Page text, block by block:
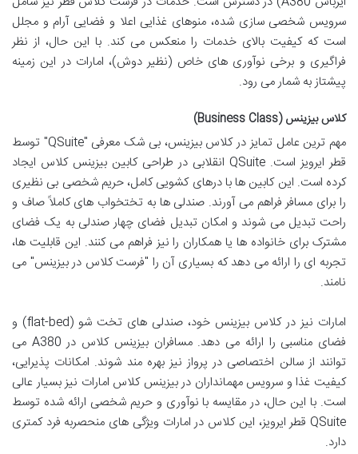
سرویس شخصی سازی شده، منوهای غذایی اعلا و فضایی آرام و مجلل
است که کیفیت بالای خدمات را منعکس می کند. با این حال، از نظر
فراگیری و برخی نوآوری های خاص (نظیر دوش)، امارات در این زمینه
پیشتاز به شمار می رود.
کلاس بیزینس (Business Class)
مهم ترین عامل تمایز در کلاس بیزینس، بی شک معرفی "QSuite" توسط
قطر ایرویز است. QSuite انقلابی در طراحی کابین بیزینس کلاس ایجاد
کرده است. این کابین ها با درهای کشویی کامل، حریم شخصی بی نظیری
را برای مسافر فراهم می آورند. صندلی ها به تختخواب های کاملاً صاف و
راحت تبدیل می شوند و امکان تبدیل فضای چهار صندلی به یک فضای
مشترک برای خانواده ها یا همکاران را نیز فراهم می کنند. این قابلیت ها،
تجربه ای را ارائه می دهد که بسیاری آن را "فرست کلاس در بیزینس" می
نامند.
امارات نیز در کلاس بیزینس خود، صندلی های تخت شو (flat-bed) و
فضای مناسبی را ارائه می دهد. مسافران بیزینس کلاس در A380 می
توانند از سالن اختصاصی در پرواز نیز بهره مند شوند. امکانات پذیرایی،
کیفیت غذا و سرویس مهمانداران در بیزینس کلاس امارات نیز بسیار عالی
است. با این حال، در مقایسه با نوآوری و حریم شخصی ارائه شده توسط
QSuite قطر ایرویز، این کلاس در امارات ویژگی های منحصربه فرد کمتری
دارد.